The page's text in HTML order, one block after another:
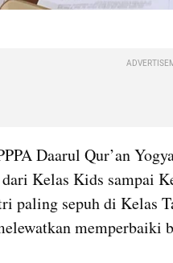
Daarul Qur’an
Kelas Kids sampai
paling sepuh di Kelas
memperbaiki